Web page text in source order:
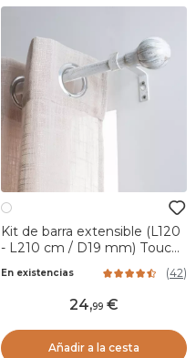
Kit de barra extensible (L120
- L210 cm / D19 mm) Touch
En existencias (42)
24,99
Añadir a la cesta